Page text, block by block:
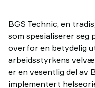
BGS Technic, en
som spesialiserer
overfor en betydelig
arbeidsstyrkens
er en vesentlig del av
implementert